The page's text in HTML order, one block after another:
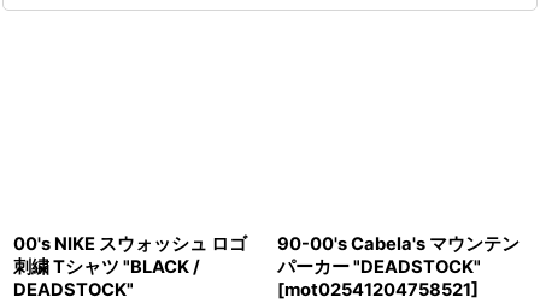
00's NIKE スウォッシュ ロゴ
刺繍 Tシャツ "BLACK /
DEADSTOCK"
90-00's Cabela's マウンテン
パーカー "DEADSTOCK"
[mot02541204758521]